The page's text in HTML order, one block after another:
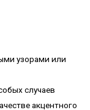
узорами или
случаев
акцентного